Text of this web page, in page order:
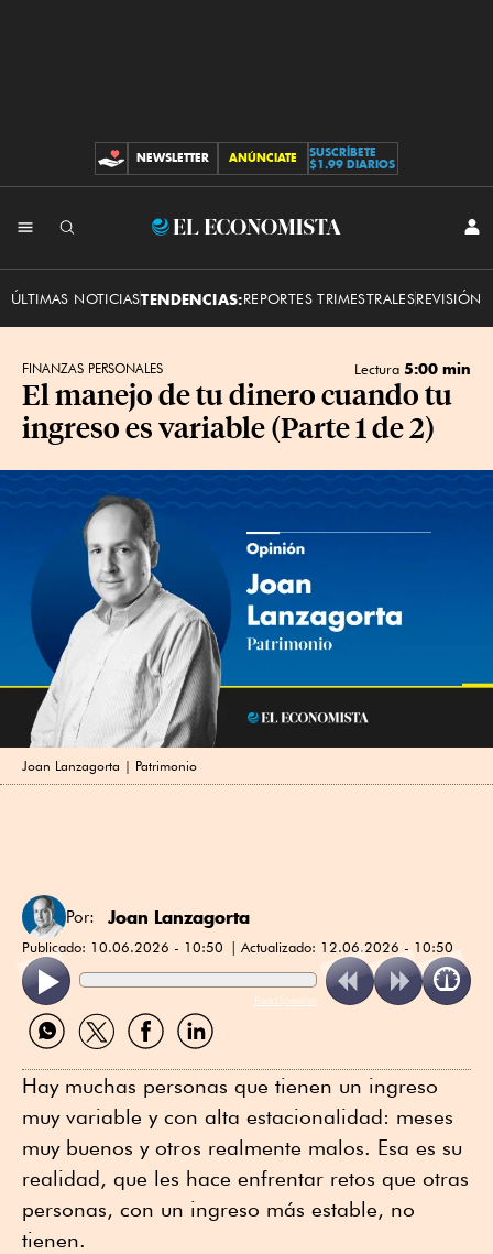
CONTRIBUCIONES
NEWSLETTER ANÚNCIATE
SUSCRÍBETE
$1.99 DIARIOS
El
ÚLTIMAS NOTICIASTENDENCIAS:REPORTES TRIMESTRALESREVISIÓN
FINANZAS PERSONALES Lectura 5:00 min
El manejo de tu dinero cuando tu
ingreso es variable (Parte 1 de 2)
Joan Lanzagorta | Patrimonio
Por: Joan Lanzagorta
Publicado: 10.06.2026 - 10:50 Actualizado: 12.06.2026 - 10:50
ReadSpeaker
Compartir
por
Compartir
por
Compartir
por
Compartir
por
Hay muchas personas que tienen un ingreso
muy variable y con alta estacionalidad: meses
muy buenos y otros realmente malos. Esa es su
realidad, que les hace enfrentar retos que otras
personas, con un ingreso más estable, no
tienen.